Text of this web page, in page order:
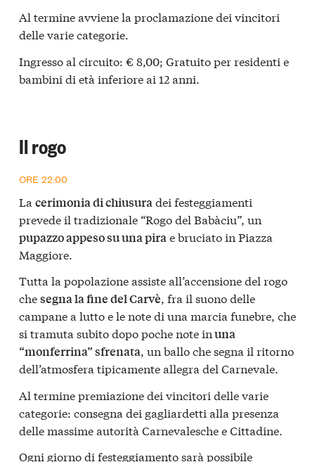
Al termine avviene la proclamazione dei vincitori
delle varie categorie.
Ingresso al circuito: € 8,00; Gratuito per residenti e
bambini di età inferiore ai 12 anni.
Il rogo
ORE 22:00
La cerimonia di chiusura dei festeggiamenti
prevede il tradizionale “Rogo del Babàciu”, un
pupazzo appeso su una pira e bruciato in Piazza
Maggiore.
Tutta la popolazione assiste all’accensione del rogo
chesegna la fine del Carvè, fra il suono delle
campane a lutto e le note di una marcia funebre, che
si tramuta subito dopo poche note inuna
“monferrina” sfrenata, un ballo che segna il ritorno
dell’atmosfera tipicamente allegra del Carnevale.
Al termine premiazione dei vincitori delle varie
categorie: consegna dei gagliardetti alla presenza
delle massime autorità Carnevalesche e Cittadine.
Ogni giorno di festeggiamento sarà possibile